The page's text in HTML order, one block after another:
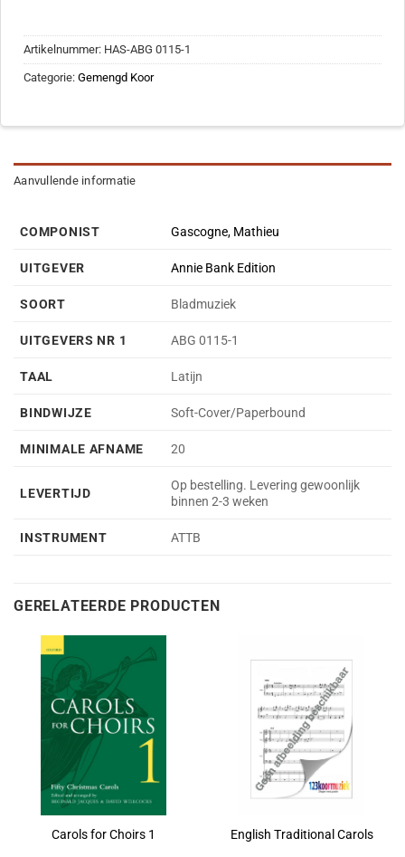
Artikelnummer: HAS-ABG 0115-1
Categorie: Gemengd Koor
Aanvullende informatie
COMPONIST Gascogne, Mathieu
UITGEVER Annie Bank Edition
SOORT Bladmuziek
UITGEVERS NR 1 ABG 0115-1
TAAL Latijn
BINDWIJZE Soft-Cover/Paperbound
MINIMALE AFNAME 20
LEVERTIJD
Op bestelling. Levering gewoonlijk
binnen 2-3 weken
INSTRUMENT ATTB
GERELATEERDE PRODUCTEN
Carols for Choirs 1 English Traditional Carols